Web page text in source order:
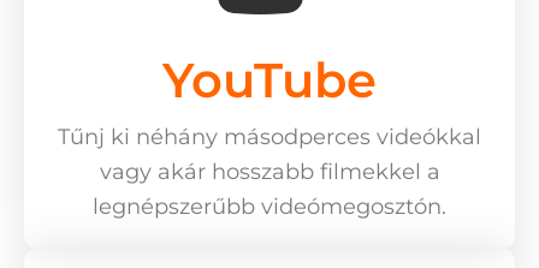
YouTube
Tűnj ki néhány másodperces videókkal
vagy akár hosszabb filmekkel a
legnépszerűbb videómegosztón.